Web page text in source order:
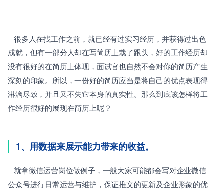
成就，但有一部分人却在写简历上栽了跟头，好的工作经历却
没有很好的在简历上体现，面试官也自然不会对你的简历产生
深刻的印象。所以，一份好的简历应当是将自己的优点表现得
淋漓尽致，并且又不失它本身的真实性。那么到底该怎样将工
作经历很好的展现在简历上呢？
1、用数据来展示能力带来的收益。
公众号进行日常运营与维护，保证推文的更新及企业形象的优